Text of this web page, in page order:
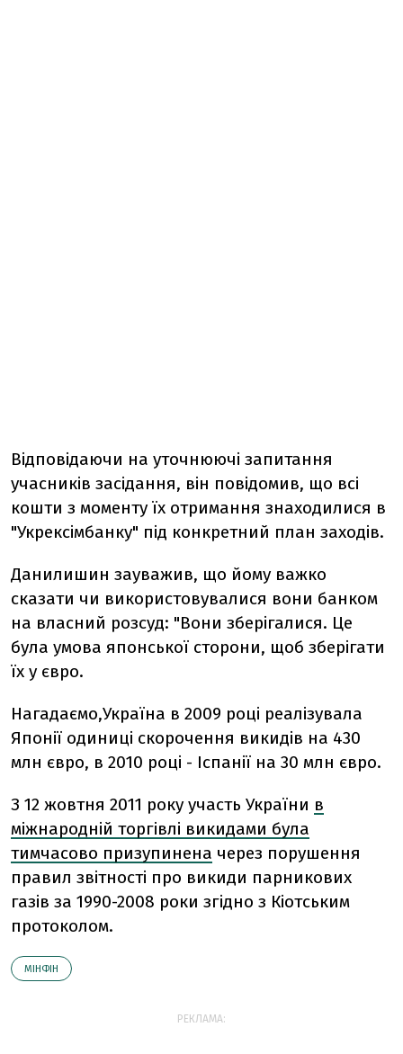
Відповідаючи на уточнюючі запитання
учасників засідання, він повідомив, що всі
кошти з моменту їх отримання знаходилися в
"Укрексімбанку" під конкретний план заходів.
Данилишин зауважив, що йому важко
сказати чи використовувалися вони банком
на власний розсуд: "Вони зберігалися. Це
була умова японської сторони, щоб зберігати
їх у євро.
Нагадаємо,Україна в 2009 році реалізувала
Японії одиниці скорочення викидів на 430
млн євро, в 2010 році - Іспанії на 30 млн євро.
З 12 жовтня 2011 року участь України в
міжнародній торгівлі викидами була
тимчасово призупинена через порушення
правил звітності про викиди парникових
газів за 1990-2008 роки згідно з Кіотським
протоколом.
МІНФІН
РЕКЛАМА: